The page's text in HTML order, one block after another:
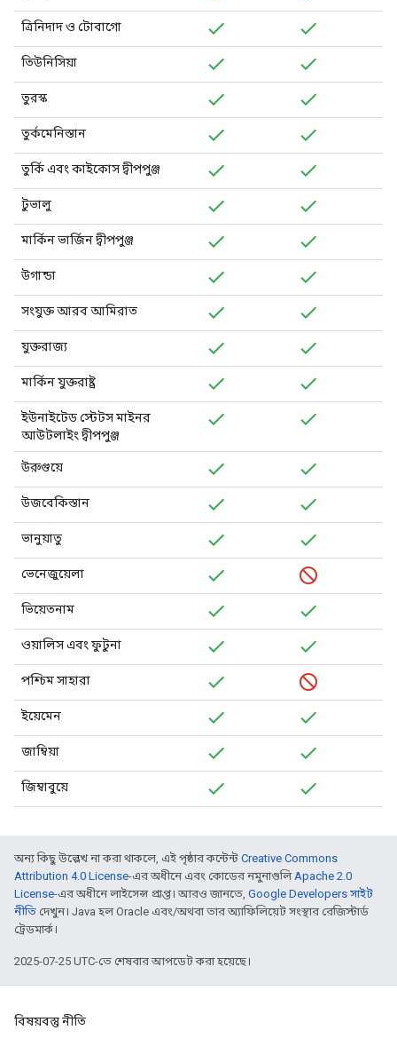
ত্রিনিদাদ ও টোবাগো
তিউনিসিয়া
তুরস্ক
তুর্কমেনিস্তান
তুর্কি এবং কাইকোস দ্বীপপুঞ্জ
টুভালু
মার্কিন ভার্জিন দ্বীপপুঞ্জ
উগান্ডা
সংযুক্ত আরব আমিরাত
যুক্তরাজ্য
মার্কিন যুক্তরাষ্ট্র
ইউনাইটেড স্টেটস মাইনর
আউটলাইং দ্বীপপুঞ্জ
উরুগুয়ে
উজবেকিস্তান
ভানুয়াতু
ভেনেজুয়েলা
ভিয়েতনাম
ওয়ালিস এবং ফুটুনা
পশ্চিম সাহারা
ইয়েমেন
জাম্বিয়া
জিম্বাবুয়ে
অন্য কিছু উল্লেখ না করা থাকলে, এই পৃষ্ঠার কন্টেন্ট Creative Commons
Attribution 4.0 License-এর অধীনে এবং কোডের নমুনাগুলিApache 2.0
License-এর অধীনে লাইসেন্স প্রাপ্ত। আরও জানতে, Google Developers সাইট
নীতি দেখুন। Java হল Oracle এবং/অথবা তার অ্যাফিলিয়েট সংস্থার রেজিস্টার্ড
ট্রেডমার্ক।
2025-07-25 UTC-তে শেষবার আপডেট করা হয়েছে।
বিষয়বস্তু নীতি